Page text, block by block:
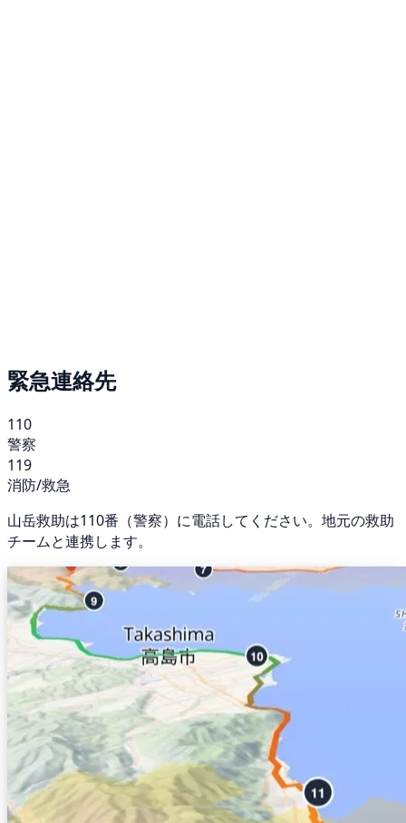
緊急連絡先
110
警察
119
消防/救急
山岳救助は110番（警察）に電話してください。地元の救助
チームと連携します。